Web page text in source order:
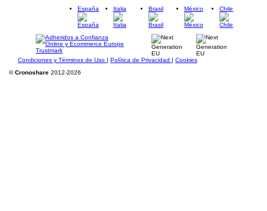
España
Italia Brasil México Chile
Condiciones y Términos de Uso | Política de Privacidad | Cookies
©Cronoshare 2012-2026